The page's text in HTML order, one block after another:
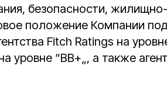
безопасности,
положение Компании
Fitch Ratings на
уровне “BB+„, а также